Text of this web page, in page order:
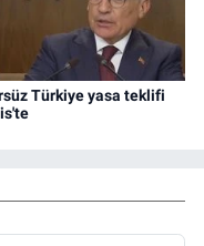
Türkiye yasa teklifi